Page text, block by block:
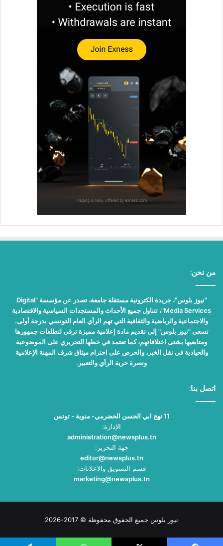
من نحن:
"نيوز بلوس"، جريدة الكترونية مستقلة جامعة، تصدر عن مؤسسة "Digital
Media Services"، تتناول جميع الأحداث والمستجدات السياسية والاقتصادية
والاجتماعية والرياضية والثقافية التي تهم الرأي العام التونسي بدرجة أولى.
تسعى "نيوز بلوس" إلى تقديم مادة إعلامية مميزة ترقى لتطلعات جمهورها
ومتابعيها بشتى اختلافاتهم، كما تعتمد في خطها التحريري على الموضوعية
والحيادية في نقل الخبر، والحرص على احترام ميثاق شرف المهنة الإعلامية
ونصرة حرية الرأي والتعبير.
اتصل بنا:
11 نهج ابي الحسن الحضرمي- منوبة - تونس
الإدارة:
administration@newsplus.tn
جهة التحرير:
editor@newsplus.tn
قسم التسويق والاعلانات:
marketing@newsplus.tn
نيوز بلوس جميع الحقوق محفوظة © 2017-2026